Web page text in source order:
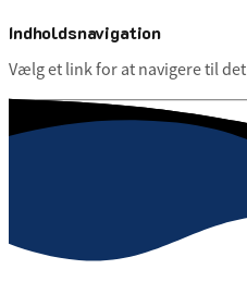
Indholdsnavigation
Vælg et link for at navigere til
gå til
Hovedindhold